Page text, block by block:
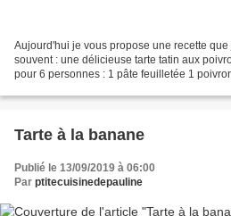
Aujourd'hui je vous propose une recette
souvent : une délicieuse tarte tatin aux
pour 6 personnes : 1 pâte feuilletée 1
Tarte à la banane
Publié le 13/09/2019 à 06:00
Par ptitecuisinedepauline